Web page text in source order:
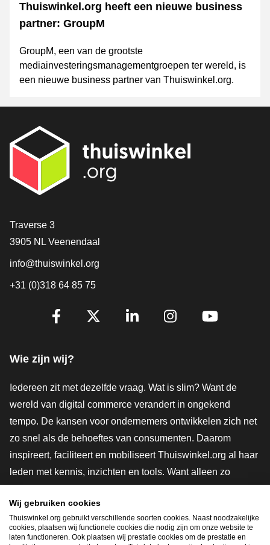
Thuiswinkel.org heeft een nieuwe business
partner: GroupM
GroupM, een van de grootste
mediainvesteringsmanagementgroepen ter wereld, is
een nieuwe business partner van Thuiswinkel.org.
Contact
Traverse 3
3905 NL Veenendaal
info@thuiswinkel.org
+31 (0)318 64 85 75
Volg je ons al?
Wie zijn wij?
Iedereen zit met dezelfde vraag. Wat is slim? Want de
wereld van digital commerce verandert in ongekend
tempo. De kansen voor ondernemers ontwikkelen zich net
zo snel als de behoeftes van consumenten. Daarom
inspireert, faciliteert en mobiliseert Thuiswinkel.org al haar
leden met kennis, inzichten en tools. Want alleen zo
innovatievere toekomst. Dus groei ook mee en maak
shoppen slimmer.
Wij gebruiken cookies
Thuiswinkel.org gebruikt verschillende soorten cookies. Naast noodzakelijke
cookies, plaatsen wij functionele cookies die nodig zijn om onze website te
laten functioneren. Ook plaatsen wij prestatie cookies om de prestatie en